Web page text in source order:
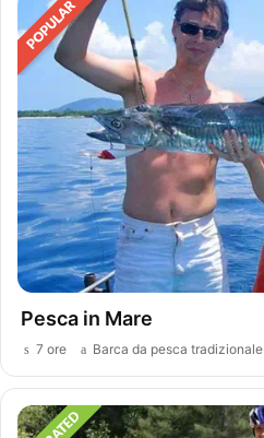
Pesca in Mare
7 ore Barca da pesca tradizionale